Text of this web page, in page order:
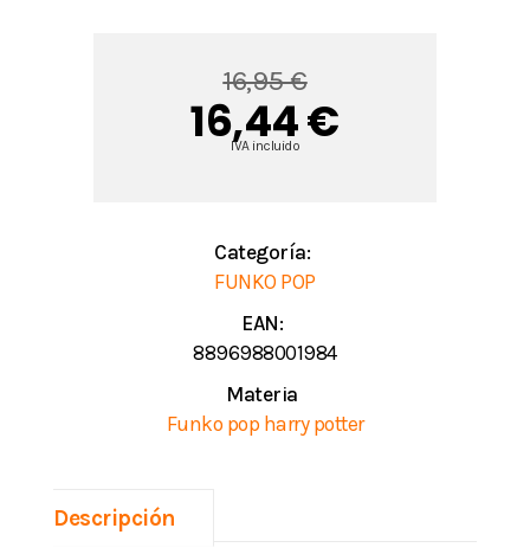
16,95 €
16,44 €
IVA incluido
Categoría:
FUNKO POP
EAN:
8896988001984
Materia
Funko pop harry potter
Descripción